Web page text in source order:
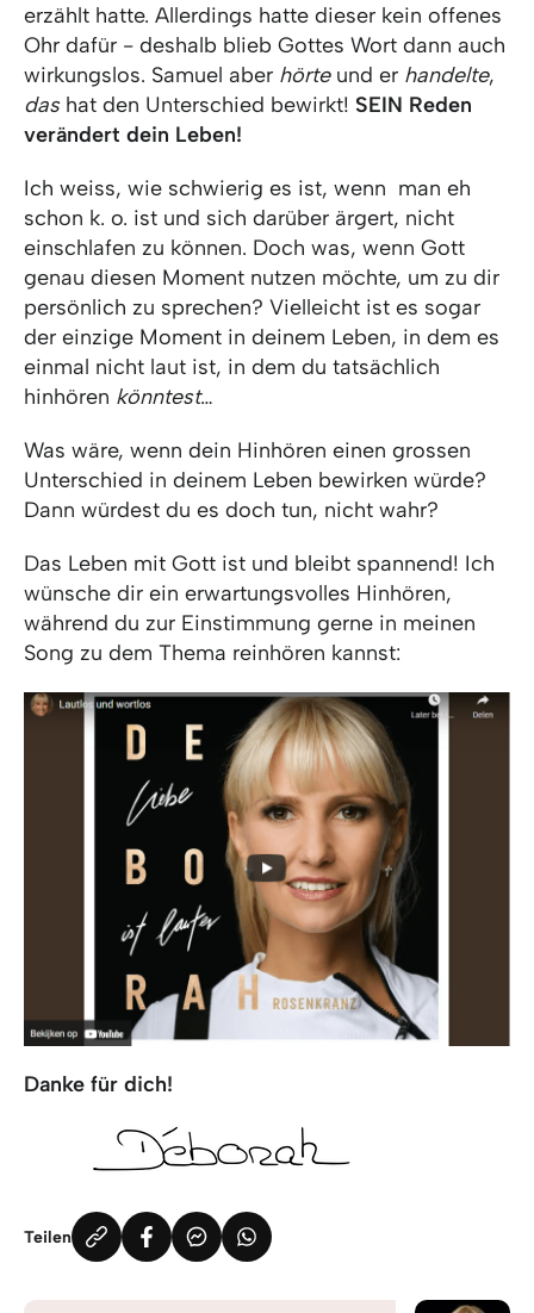
erzählt hatte. Allerdings hatte dieser kein offenes
Ohr dafür - deshalb blieb Gottes Wort dann auch
wirkungslos. Samuel aber hörte und er handelte,
dashat den Unterschied bewirkt! SEIN Reden
verändert dein Leben!
Ich weiss, wie schwierig es ist, wenn man eh
schon k. o. ist und sich darüber ärgert, nicht
einschlafen zu können. Doch was, wenn Gott
genau diesen Moment nutzen möchte, um zu dir
persönlich zu sprechen? Vielleicht ist es sogar
der einzige Moment in deinem Leben, in dem es
einmal nicht laut ist, in dem du tatsächlich
hinhören könntest…
Was wäre, wenn dein Hinhören einen grossen
Unterschied in deinem Leben bewirken würde?
Dann würdest du es doch tun, nicht wahr?
Das Leben mit Gott ist und bleibt spannend! Ich
wünsche dir ein erwartungsvolles Hinhören,
während du zur Einstimmung gerne in meinen
Song zu dem Thema reinhören kannst:
Danke für dich!
Teilen